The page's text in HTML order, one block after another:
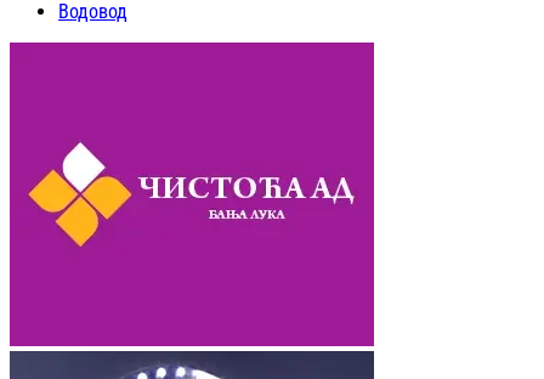
Водовод